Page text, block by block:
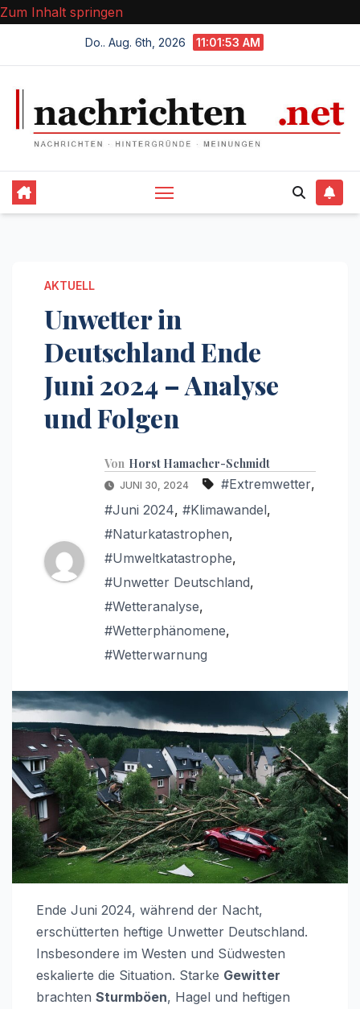
Zum Inhalt springen
Do.. Aug. 6th, 2026 11:01:54 AM
AKTUELL
Unwetter in
Deutschland Ende
Juni 2024 – Analyse
und Folgen
Von Horst Hamacher-Schmidt
JUNI 30, 2024 #Extremwetter,
#Juni 2024, #Klimawandel,
#Naturkatastrophen,
#Umweltkatastrophe,
#Unwetter Deutschland,
#Wetteranalyse,
#Wetterphänomene,
#Wetterwarnung
Ende Juni 2024, während der Nacht,
erschütterten heftige Unwetter Deutschland.
Insbesondere im Westen und Südwesten
eskalierte die Situation. Starke Gewitter
brachten Sturmböen, Hagel und heftigen